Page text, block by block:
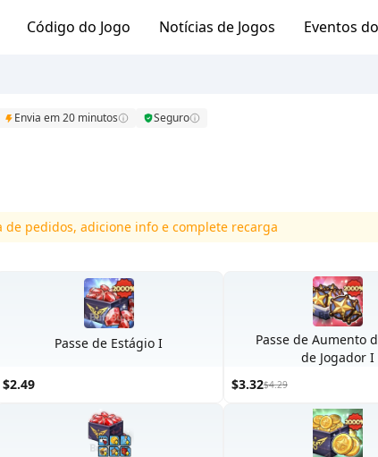
Código do Jogo Notícias de Jogos Eventos
Envia em 20 minutos Seguro
de pedidos, adicione info e complete recarga
Passe de Estágio I
$2.49
Passe de Aumento
de Jogador I
$3.32$4.29